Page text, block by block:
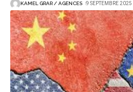
KAMEL GRAR / AGENCES 9 SEPTEMBRE 2025